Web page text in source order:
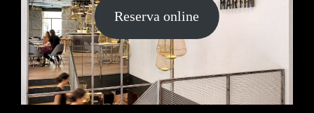
Reserva online